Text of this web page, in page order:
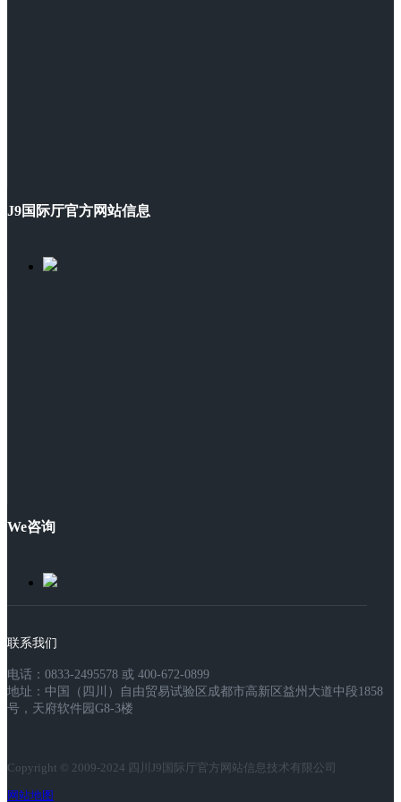
J9国际厅官方网站信息
We咨询
联系我们
电话：0833-2495578 或 400-672-0899
地址：中国（四川）自由贸易试验区成都市高新区益州大道中段1858
号，天府软件园G8-3楼
Copyright © 2009-2024 四川J9国际厅官方网站信息技术有限公司
网站地图